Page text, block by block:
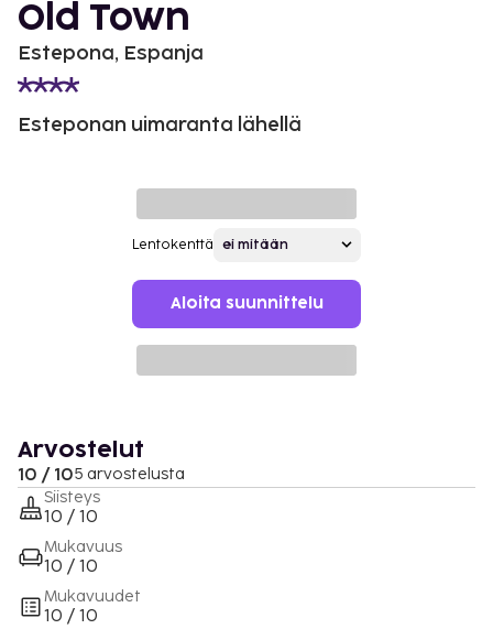
Old Town
Estepona, Espanja
Esteponan uimaranta lähellä
Lentokenttä
Aloita suunnittelu
Arvostelut
10 / 105 arvostelusta
Siisteys
10 / 10
Mukavuus
10 / 10
Mukavuudet
10 / 10